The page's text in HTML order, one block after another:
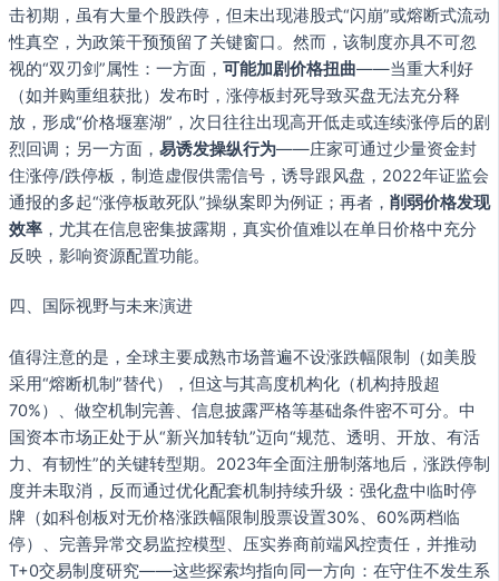
击初期，虽有大量个股跌停，但未出现港股式“闪崩”或熔断式流动
性真空，为政策干预预留了关键窗口。然而，该制度亦具不可忽
视的“双刃剑”属性：一方面， 可能加剧价格扭曲——当重大利好
（如并购重组获批）发布时，涨停板封死导致买盘无法充分释
放，形成“价格堰塞湖”，次日往往出现高开低走或连续涨停后的剧
烈回调；另一方面， 易诱发操纵行为——庄家可通过少量资金封
住涨停/跌停板，制造虚假供需信号，诱导跟风盘，2022年证监会
通报的多起“涨停板敢死队”操纵案即为例证；再者， 削弱价格发现
效率 ，尤其在信息密集披露期，真实价值难以在单日价格中充分
反映，影响资源配置功能。
四、国际视野与未来演进
值得注意的是，全球主要成熟市场普遍不设涨跌幅限制（如美股
采用“熔断机制”替代），但这与其高度机构化（机构持股超
70%）、做空机制完善、信息披露严格等基础条件密不可分。中
国资本市场正处于从“新兴加转轨”迈向“规范、透明、开放、有活
力、有韧性”的关键转型期。2023年全面注册制落地后，涨跌停制
度并未取消，反而通过优化配套机制持续升级：强化盘中临时停
牌（如科创板对无价格涨跌幅限制股票设置30%、60%两档临
停）、完善异常交易监控模型、压实券商前端风控责任，并推动
T+0交易制度研究——这些探索均指向同一方向：在守住不发生系